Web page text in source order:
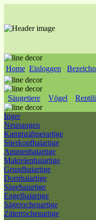
Home Einloggen
Säugetiere Vögel
Inger
Neunaugen
Kammzähnerartige
Stierkopfhaiartige
Ammenhaiartige
Makrelenhaiartige
Grundhaiartige
Dornhaiartige
Sägehaiartige
Engelhaiartige
Sägerochenartige
Zitterrochenartige